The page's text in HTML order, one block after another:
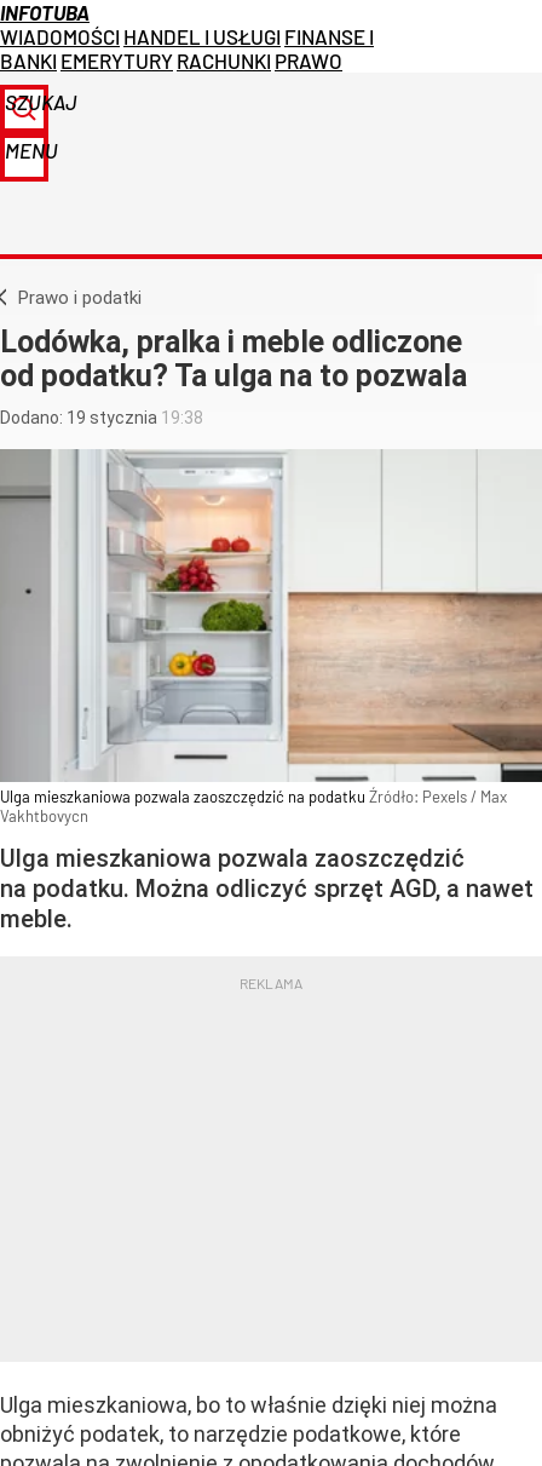
INFOTUBA
WIADOMOŚCI HANDEL I USŁUGI FINANSE I
BANKI EMERYTURY RACHUNKI PRAWO
SZUKAJ
MENU
Prawo i podatki
Lodówka, pralka i meble odliczone
od podatku? Ta ulga na to pozwala
Dodano: 19 stycznia 19:38
Ulga mieszkaniowa pozwala zaoszczędzić na podatku Źródło: Pexels/ Max
Vakhtbovycn
Ulga mieszkaniowa pozwala zaoszczędzić
na podatku. Można odliczyć sprzęt AGD, a nawet
meble.
Ulga mieszkaniowa, bo to właśnie dzięki niej można
obniżyć podatek, to narzędzie podatkowe, które